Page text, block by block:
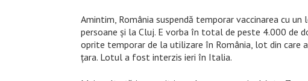
Amintim, România suspendă temporar vaccinarea cu
persoane și la Cluj. E vorba în total de peste 4.000 de
oprite temporar de la utilizare în România, lot din
țara. Lotul a fost interzis ieri în Italia.